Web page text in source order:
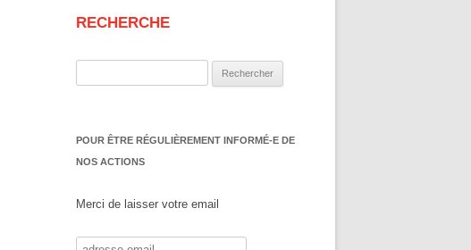
RECHERCHE
POUR ÊTRE RÉGULIÈREMENT INFORMÉ-E DE
NOS ACTIONS
Merci de laisser votre email